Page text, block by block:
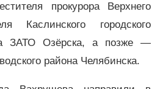
прокурора Верхнего
Каслинского городского
ЗАТО Озёрска, а позже —
района Челябинска.